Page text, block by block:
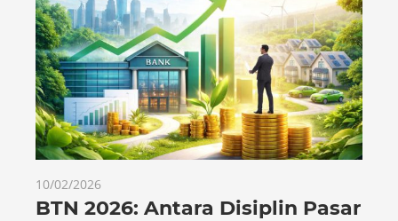
10/02/2026
BTN 2026: Antara Disiplin Pasar